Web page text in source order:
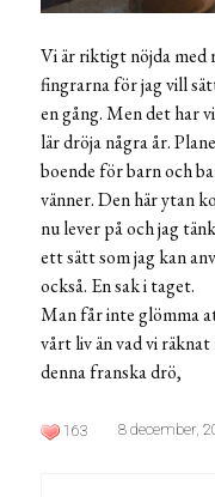
Vi är riktigt nöjda med
fingrarna för jag vill
en gång. Men det har
lär dröja några år.
boende för barn och
vänner. Den här ytan
nu lever på och jag
ett sätt som jag kan
också. En sak i taget.
Man får inte glömma
vårt liv än vad vi
denna franska drö,
163 8 december,